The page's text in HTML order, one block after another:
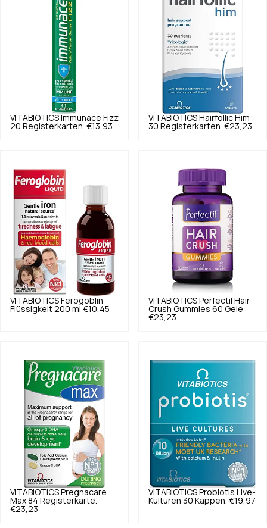
VITABIOTICS Immunace Fizz
20 Registerkarten. €13,93
VITABIOTICS Hairfollic Him
30 Registerkarten. €23,23
VITABIOTICS Ferogoblin
Flüssigkeit 200 ml €10,45
VITABIOTICS Perfectil Hair
Crush Gummies 60 Gele
€23,23
VITABIOTICS Pregnacare
Max 84 Registerkarte.
€23,23
VITABIOTICS Probiotis Live-
Kulturen 30 Kappen. €19,97